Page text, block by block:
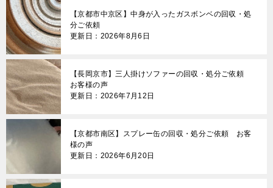
【京都市中京区】中身が入ったガスボンベの回収・処
分ご依頼
更新日：2026年8月6日
【長岡京市】三人掛けソファーの回収・処分ご依頼
お客様の声
更新日：2026年7月12日
【京都市南区】スプレー缶の回収・処分ご依頼 お客
様の声
更新日：2026年6月20日